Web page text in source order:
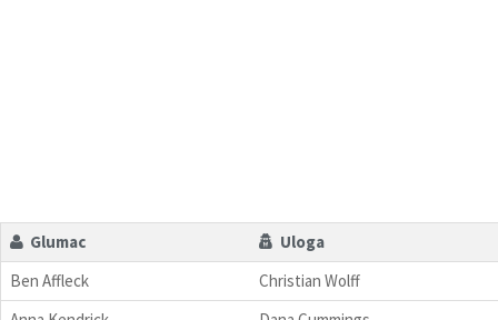
Glumac
Uloga
Ben Affleck
Christian Wolff